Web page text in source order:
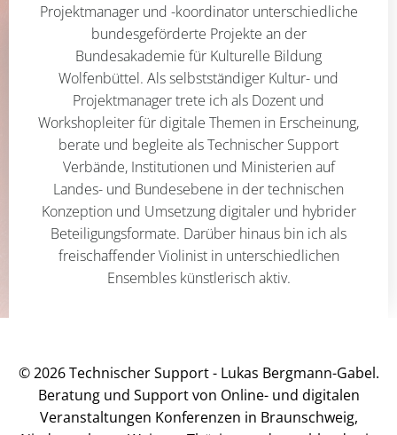
Projektmanager und -koordinator unterschiedliche
bundesgeförderte Projekte an der
Bundesakademie für Kulturelle Bildung
Wolfenbüttel. Als selbstständiger Kultur- und
Projektmanager trete ich als Dozent und
Workshopleiter für digitale Themen in Erscheinung,
berate und begleite als Technischer Support
Verbände, Institutionen und Ministerien auf
Landes- und Bundesebene in der technischen
Konzeption und Umsetzung digitaler und hybrider
Beteiligungsformate. Darüber hinaus bin ich als
freischaffender Violinist in unterschiedlichen
Ensembles künstlerisch aktiv.
© 2026 Technischer Support - Lukas Bergmann-Gabel.
Beratung und Support von Online- und digitalen
Veranstaltungen Konferenzen in Braunschweig,